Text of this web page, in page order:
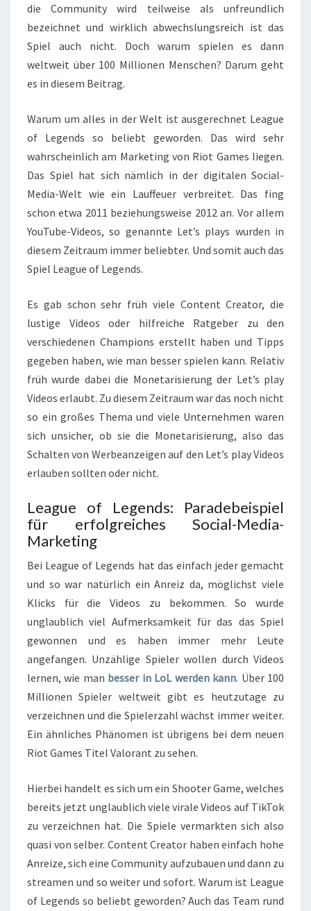
die Community wird teilweise als unfreundlich
bezeichnet und wirklich abwechslungsreich ist das
Spiel auch nicht. Doch warum spielen es dann
weltweit über 100 Millionen Menschen? Darum geht
es in diesem Beitrag.
Warum um alles in der Welt ist ausgerechnet League
of Legends so beliebt geworden. Das wird sehr
wahrscheinlich am Marketing von Riot Games liegen.
Das Spiel hat sich nämlich in der digitalen Social-
Media-Welt wie ein Lauffeuer verbreitet. Das fing
schon etwa 2011 beziehungsweise 2012 an. Vor allem
YouTube-Videos, so genannte Let’s plays wurden in
diesem Zeitraum immer beliebter. Und somit auch das
Spiel League of Legends.
Es gab schon sehr früh viele Content Creator, die
lustige Videos oder hilfreiche Ratgeber zu den
verschiedenen Champions erstellt haben und Tipps
gegeben haben, wie man besser spielen kann. Relativ
früh wurde dabei die Monetarisierung der Let’s play
Videos erlaubt. Zu diesem Zeitraum war das noch nicht
so ein großes Thema und viele Unternehmen waren
sich unsicher, ob sie die Monetarisierung, also das
Schalten von Werbeanzeigen auf den Let’s play Videos
erlauben sollten oder nicht.
League of Legends: Paradebeispiel
für erfolgreiches Social-Media-
Marketing
Bei League of Legends hat das einfach jeder gemacht
und so war natürlich ein Anreiz da, möglichst viele
Klicks für die Videos zu bekommen. So wurde
unglaublich viel Aufmerksamkeit für das das Spiel
gewonnen und es haben immer mehr Leute
angefangen. Unzählige Spieler wollen durch Videos
lernen, wie man besser in LoL werden kann. Über 100
Millionen Spieler weltweit gibt es heutzutage zu
verzeichnen und die Spielerzahl wächst immer weiter.
Ein ähnliches Phänomen ist übrigens bei dem neuen
Riot Games Titel Valorant zu sehen.
Hierbei handelt es sich um ein Shooter Game, welches
bereits jetzt unglaublich viele virale Videos auf TikTok
zu verzeichnen hat. Die Spiele vermarkten sich also
quasi von selber. Content Creator haben einfach hohe
Anreize, sich eine Community aufzubauen und dann zu
streamen und so weiter und sofort. Warum ist League
of Legends so beliebt geworden? Auch das Team rund